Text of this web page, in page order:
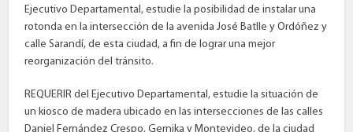
Ejecutivo Departamental, estudie la posibilidad de instalar una
rotonda en la intersección de la avenida José Batlle y Ordóñez y
calle Sarandí, de esta ciudad, a fin de lograr una mejor
reorganización del tránsito.
REQUERIR del Ejecutivo Departamental, estudie la situación de
un kiosco de madera ubicado en las intersecciones de las calles
Daniel Fernández Crespo, Gernika y Montevideo, de la ciudad